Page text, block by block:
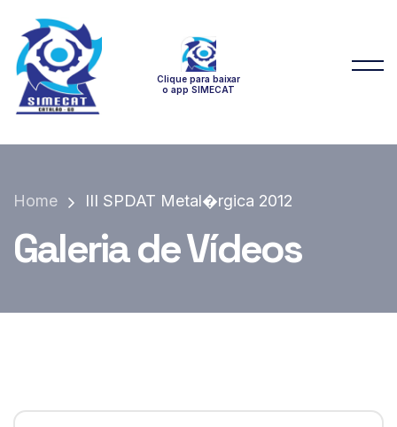
Clique para baixar
o app SIMECAT
Home III SPDAT Metal�rgica 2012
Galeria de Vídeos